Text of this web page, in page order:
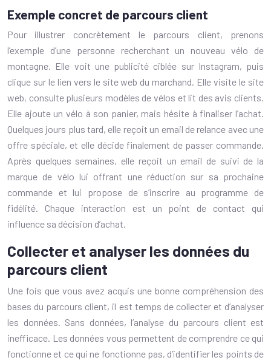
Exemple concret de parcours client
Pour illustrer concrètement le parcours client, prenons
l’exemple d’une personne recherchant un nouveau vélo de
montagne. Elle voit une publicité ciblée sur Instagram, puis
clique sur le lien vers le site web du marchand. Elle visite le site
web, consulte plusieurs modèles de vélos et lit des avis clients.
Elle ajoute un vélo à son panier, mais hésite à finaliser l’achat.
Quelques jours plus tard, elle reçoit un email de relance avec une
offre spéciale, et elle décide finalement de passer commande.
Après quelques semaines, elle reçoit un email de suivi de la
marque de vélo lui offrant une réduction sur sa prochaine
commande et lui propose de s’inscrire au programme de
fidélité. Chaque interaction est un point de contact qui
influence sa décision d’achat.
Collecter et analyser les données du
parcours client
Une fois que vous avez acquis une bonne compréhension des
bases du parcours client, il est temps de collecter et d’analyser
les données. Sans données, l’analyse du parcours client est
inefficace. Les données vous permettent de comprendre ce qui
fonctionne et ce qui ne fonctionne pas, d’identifier les points de